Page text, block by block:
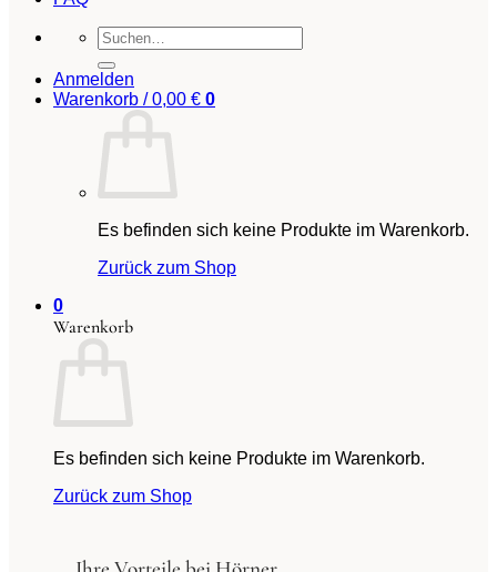
Suchen
nach:
Anmelden
Warenkorb /0,00 € 0
Es befinden sich keine Produkte im Warenkorb.
Zurück zum Shop
0
Warenkorb
Es befinden sich keine Produkte im Warenkorb.
Zurück zum Shop